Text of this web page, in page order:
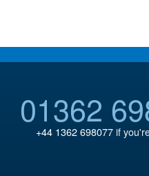
01362
+44 1362 698077if